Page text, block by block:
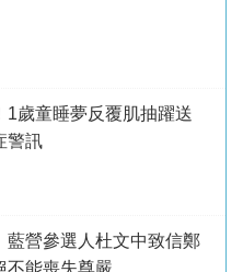
1歲童睡夢反覆肌抽躍送
警訊
營參選人杜文中致信鄭
不能喪失尊嚴